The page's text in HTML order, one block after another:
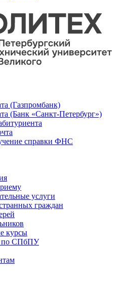
(Газпромбанк)
(Банк «Санкт-Петербург»)
справки ФНС
услуги
граждан
курсы
по СПбПУ